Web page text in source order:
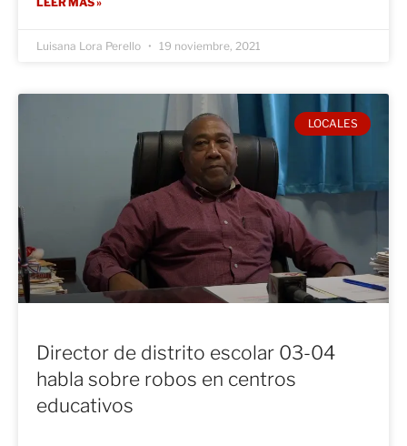
Luisana Lora Perello 19 noviembre, 2021
LOCALES
Director de distrito escolar 03-04
habla sobre robos en centros
educativos